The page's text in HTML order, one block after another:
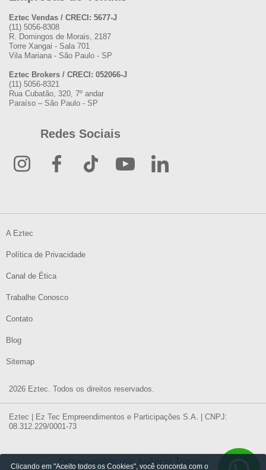
Eztec Vendas / CRECI: 5677-J
(11) 5056-8308
R. Domingos de Morais, 2187
Torre Xangai - Sala 701
Vila Mariana - São Paulo - SP
Eztec Brokers / CRECI: 052066-J
(11) 5056-8321
Rua Cubatão, 320, 7º andar
Paraíso – São Paulo - SP
Redes Sociais
2026 Eztec. Todos os direitos reservados.
A Eztec
Política de Privacidade
Canal de Ética
Trabalhe Conosco
Contato
Blog
Sitemap
Eztec | Ez Tec Empreendimentos e Participações S.A. | CNPJ:
08.312.229/0001-73
Desenvolvido por: Agência Tagawa
Clicando em "Aceito todos os Cookies", você concorda com o